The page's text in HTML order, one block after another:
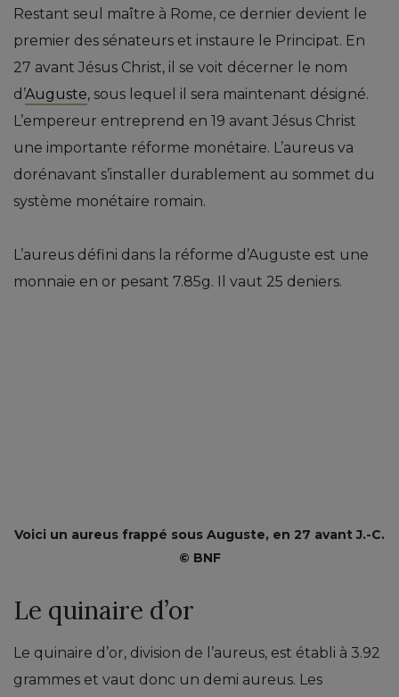
Restant seul maître à Rome, ce dernier devient le
premier des sénateurs et instaure le Principat. En
27 avant Jésus Christ, il se voit décerner le nom
d’Auguste, sous lequel il sera maintenant désigné.
L’empereur entreprend en 19 avant Jésus Christ
une importante réforme monétaire. L’aureus va
dorénavant s’installer durablement au sommet du
système monétaire romain.
L’aureus défini dans la réforme d’Auguste est une
monnaie en or pesant 7.85g. Il vaut 25 deniers.
Voici un aureus frappé sous Auguste, en 27 avant J.-C.
© BNF
Le quinaire d’or
Le quinaire d’or, division de l’aureus, est établi à 3.92
grammes et vaut donc un demi aureus. Les